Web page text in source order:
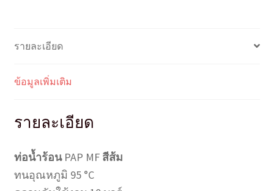
(16
เทียบ
หุน
รายละเอียด
ข้อมูลเพิ่มเติม
รายละเอียด
ท่อน้ำร้อนPAP MF สีส้ม
ทนอุณหภูมิ 95 °C